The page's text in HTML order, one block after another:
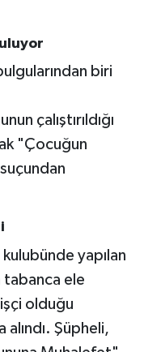
biri
çalıştırıldığı
"Çocuğun
suçundan
yapılan
tabanca ele
olduğu
Şüpheli,